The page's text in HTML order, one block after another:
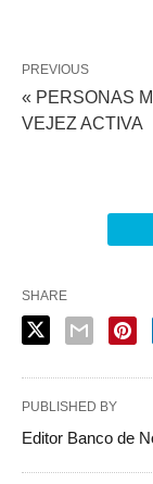
PREVIOUS
« PERSONAS
VEJEZ ACTIVA
SHARE
PUBLISHED BY
Editor Banco de